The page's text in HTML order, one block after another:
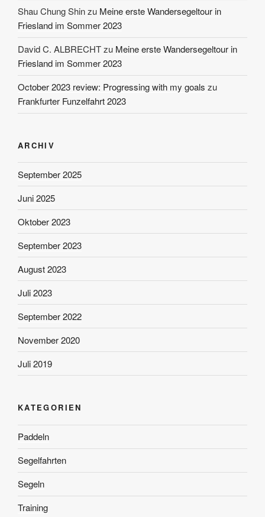
Shau Chung Shinzu Meine erste Wandersegeltour in
Friesland im Sommer 2023
David C. ALBRECHTzu Meine erste Wandersegeltour in
Friesland im Sommer 2023
October 2023 review: Progressing with my goals zu
Frankfurter Funzelfahrt 2023
ARCHIV
September 2025
Juni 2025
Oktober 2023
September 2023
August 2023
Juli 2023
September 2022
November 2020
Juli 2019
KATEGORIEN
Paddeln
Segelfahrten
Segeln
Training